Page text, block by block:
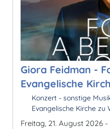
Giora Feidman -
Evangelische
Konzert - sonstige
Evangelische Kirche zu
Freitag, 21. August 2026